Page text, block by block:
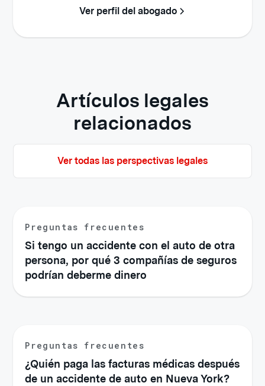
Ver perfil del abogado
Artículos legales
relacionados
Ver todas las perspectivas legales
Preguntas frecuentes
Si tengo un accidente con el auto de otra
persona, por qué 3 compañías de seguros
podrían deberme dinero
Preguntas frecuentes
¿Quién paga las facturas médicas después
de un accidente de auto en Nueva York?